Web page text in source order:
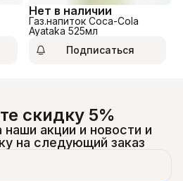
Нет в наличии
Газ.напиток Coca-Cola
Ayataka 525мл
Подписаться
скидку 5%
акции и новости и
на следующий заказ